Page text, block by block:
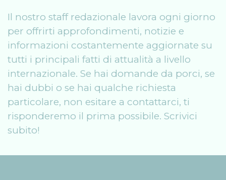
Il nostro staff redazionale lavora ogni giorno
per offrirti approfondimenti, notizie e
informazioni costantemente aggiornate su
tutti i principali fatti di attualità a livello
internazionale. Se hai domande da porci, se
hai dubbi o se hai qualche richiesta
particolare, non esitare a contattarci, ti
risponderemo il prima possibile. Scrivici
subito!